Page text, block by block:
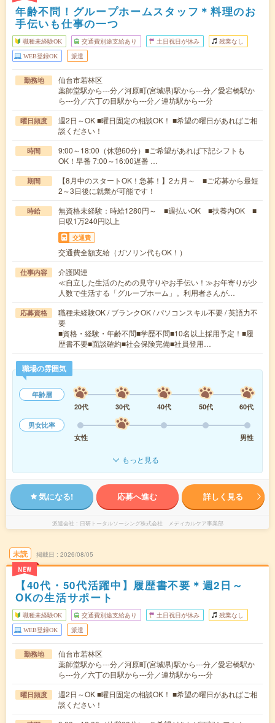
年齢不問！グループホームスタッフ＊料理のお
手伝いも仕事の一つ
職種未経験OK 交通費別途支給あり 土日祝日が休み 残業なし
WEB登録OK 派遣
勤務地
仙台市若林区
薬師堂駅から---分／河原町(宮城県)駅から---分／愛宕橋駅か
ら---分／六丁の目駅から---分／連坊駅から---分
曜日頻度
週2日～OK ■曜日固定の相談OK！ ■希望の曜日があればご相
談ください！
時間
9:00～18:00（休憩60分）■ご希望があれば下記シフトも
OK！早番 7:00～16:00遅番 …
期間
【8月中のスタートOK！急募！】2カ月～ ■ご応募から最短
2～3日後に就業が可能です！
時給
無資格未経験：時給1280円～ ■週払いOK ■扶養内OK ■
日収1万240円以上
交通費
交通費全額支給（ガソリン代もOK！）
仕事内容
介護関連
≪自立した生活のための見守りやお手伝い！≫お年寄りが少
人数で生活する「グループホーム」。利用者さんが…
応募資格
職種未経験OK / ブランクOK / パソコンスキル不要 / 英語力不
要
■資格・経験・年齢不問■学歴不問■10名以上採用予定！■履
歴書不要■面談確約■社会保険完備■社員登用…
職場の雰囲気
年齢層
20代
30代 40代 50代
60代
男女比率
女性
男性
もっと見る
気になる! 応募へ進む 詳しく見る
派遣会社 日研トータルソーシング株式会社 メディカルケア事業部
未読
NEW
掲載日 2026/08/05
【40代・50代活躍中】履歴書不要＊週2日～
OKの生活サポート
職種未経験OK 交通費別途支給あり 土日祝日が休み 残業なし
WEB登録OK 派遣
勤務地
仙台市若林区
薬師堂駅から---分／河原町(宮城県)駅から---分／愛宕橋駅か
ら---分／六丁の目駅から---分／連坊駅から---分
曜日頻度
週2日～OK ■曜日固定の相談OK！ ■希望の曜日があればご相
談ください！